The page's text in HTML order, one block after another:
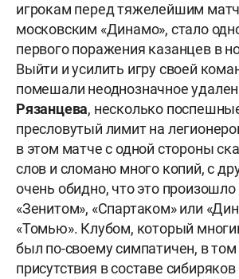
игрокам перед тяжелейшим
московским «Динамо», стало
первого поражения казанцев в
Выйти и усилить игру своей
помешали неоднозначное
Рязанцева, несколько
пресловутый лимит на
в этом матче с одной стороны
слов и сломано много копий, с
очень обидно, что это
«Зенитом», «Спартаком» или
«Томью». Клубом, который
был по-своему симпатичен, в том
присутствия в составе